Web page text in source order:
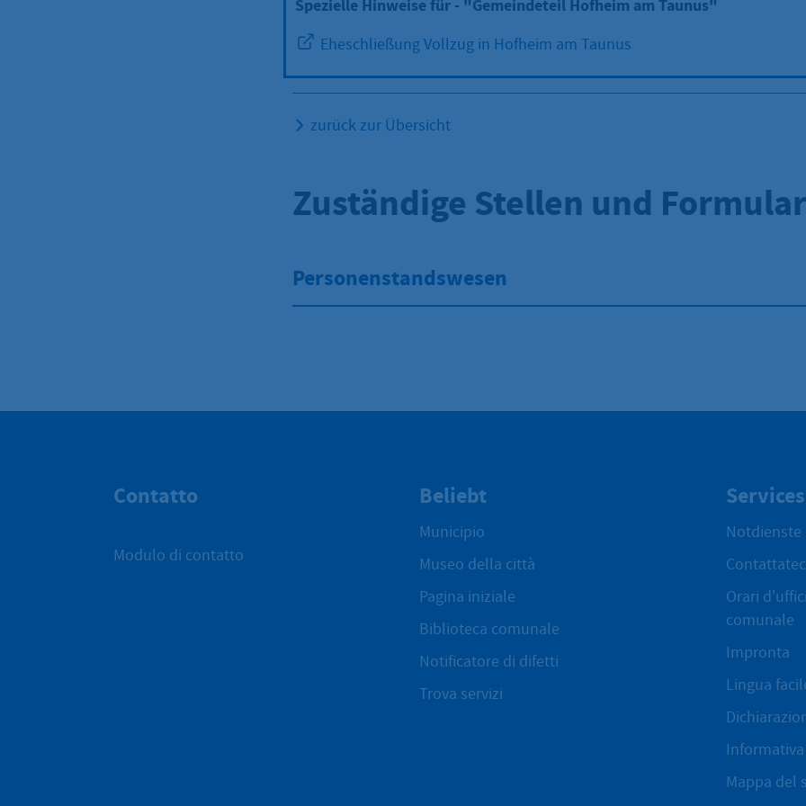
Spezielle Hinweise für - "Gemeindeteil Hofheim am Taunus"
Eheschließung Vollzug in Hofheim am Taunus
zurück zur Übersicht
Zuständige Stellen und
Personenstandswesen
Contatto
Modulo di contatto
Beliebt
Municipio
Museo della città
Pagina iniziale
Biblioteca comunale
Notificatore di difetti
Trova servizi
Services
Notdienste
Orari
comunale
Impronta
Lingua
Mappa del